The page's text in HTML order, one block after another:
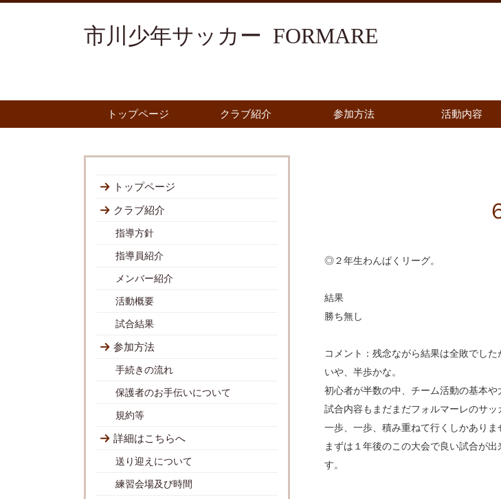
市川少年サッカー FORMARE
トップページ クラブ紹介 参加方法 活動内容
◎２年生わんぱくリーグ。
結果
勝ち無し
コメント：残念ながら結果は全敗でし
いや、半歩かな。
初心者が半数の中、チーム活動の基本や
試合内容もまだまだフォルマーレのサッ
一歩、一歩、積み重ねて行くしかありま
まずは１年後のこの大会で良い試合が
す。
トップページ
クラブ紹介
指導方針
指導員紹介
メンバー紹介
活動概要
試合結果
参加方法
手続きの流れ
保護者のお手伝いについて
規約等
詳細はこちらへ
送り迎えについて
練習会場及び時間